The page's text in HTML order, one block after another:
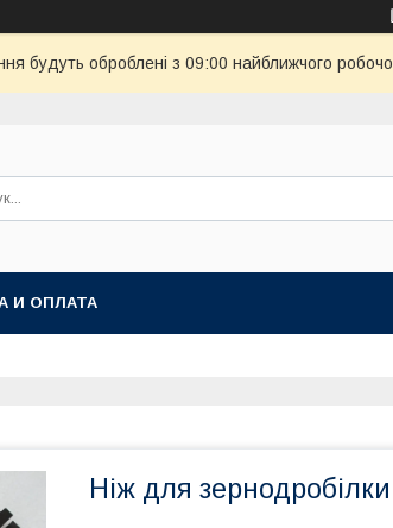
будуть оброблені з 09:00 найближчого
И ОПЛАТА
Ніж для